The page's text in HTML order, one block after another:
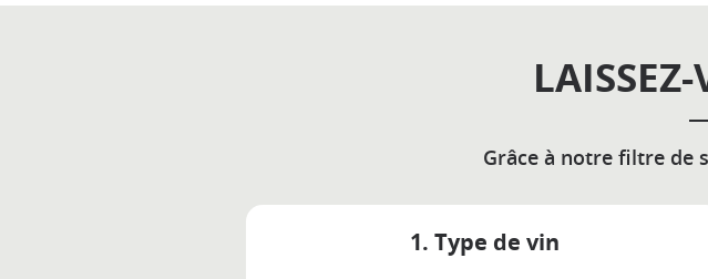
Grâce à notre filtre de
1. Type de vin